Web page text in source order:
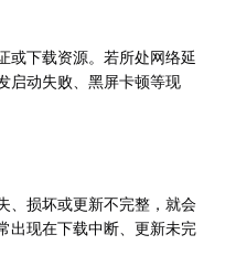
或下载资源。若所处网络延
启动失败、黑屏卡顿等现
、损坏或更新不完整，就会
出现在下载中断、更新未完